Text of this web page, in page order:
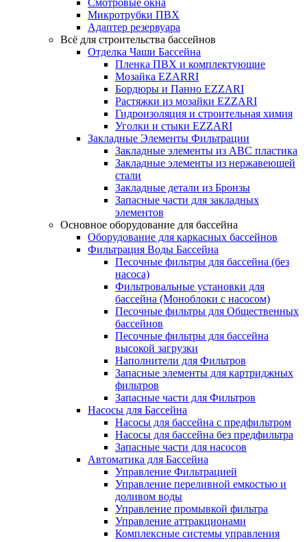
Микротрубки ПВХ
Адаптер резервуара
Всё для строительства бассейнов
Отделка Чаши Бассейна
Пленка ПВХ и комплектующие
Мозайка EZARRI
Бордюры и Панно EZZARI
Растяжки из мозайки EZZARI
Гидроизоляция и строительная химия
Уголки и стыки EZZARI
Закладные Элементы Фильтрации
Закладные элементы из ABC пластика
Закладные элементы из нержавеющей
стали
Закладные детали из Бронзы
Запасные части для закладных
элементов
Основное оборудование для бассейна
Оборудование для каркасных бассейнов
Фильтрация Воды Бассейна
Песочные фильтры для бассейна (без
насоса)
Фильтровальные установки для
бассейна (Моноблоки с насосом)
Песочные фильтры для Общественных
бассейнов
Песочные фильтры для бассейна
высокой загрузки
Наполнители для Фильтров
Запасные элементы для картриджных
фильтров
Запасные части для Фильтров
Насосы для Бассейна
Насосы для бассейна с предфильтром
Насосы для бассейна без предфильтра
Запасные части для насосов
Автоматика для Бассейна
Управление Фильтрацией
Управление переливной емкостью и
доливом воды
Управление промывкой фильтра
Управление аттракционами
Комплексные системы управления